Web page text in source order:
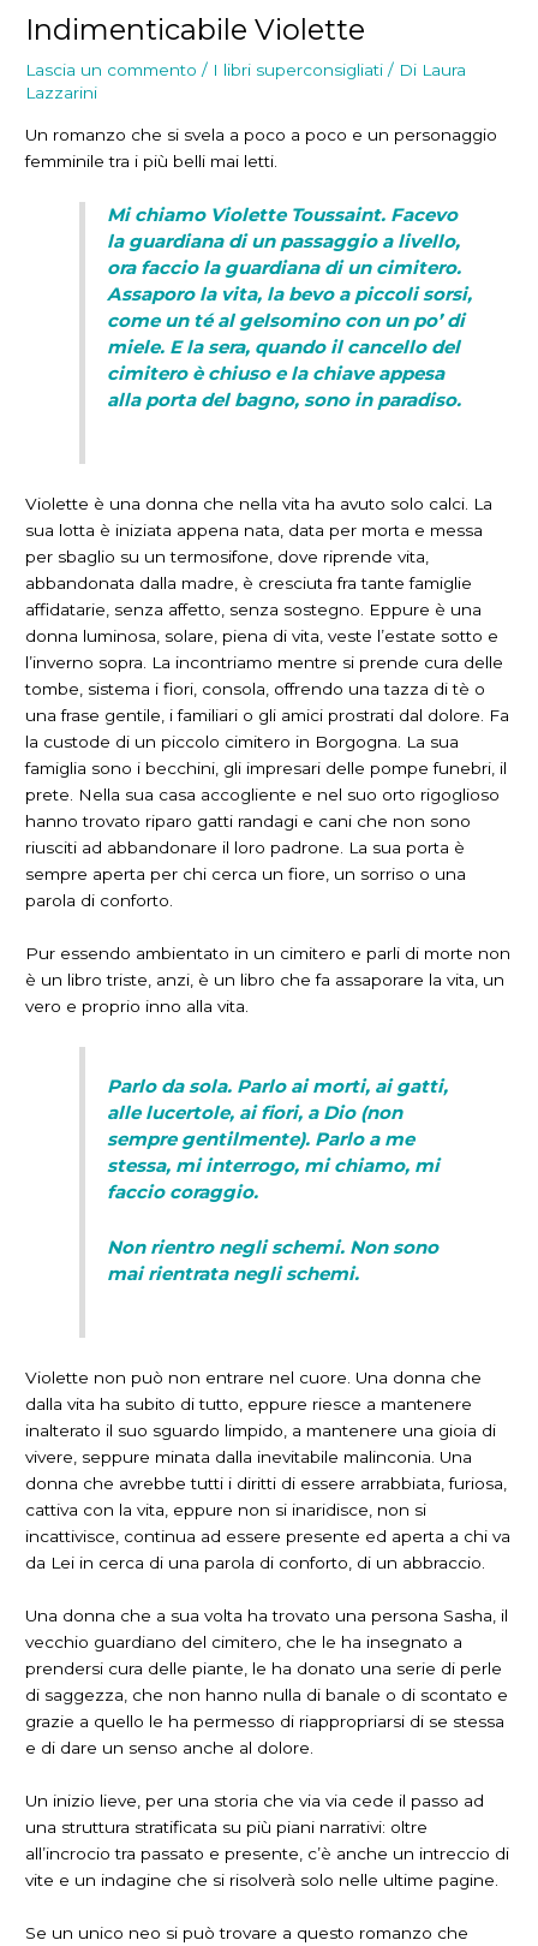
Indimenticabile Violette
Lascia un commento / I libri superconsigliati / Di Laura
Lazzarini
Un romanzo che si svela a poco a poco e un personaggio
femminile tra i più belli mai letti.
Mi chiamo Violette Toussaint. Facevo
la guardiana di un passaggio a livello,
ora faccio la guardiana di un cimitero.
Assaporo la vita, la bevo a piccoli sorsi,
come un té al gelsomino con un po’ di
miele. E la sera, quando il cancello del
cimitero è chiuso e la chiave appesa
alla porta del bagno, sono in paradiso.
Violette è una donna che nella vita ha avuto solo calci. La
sua lotta è iniziata appena nata, data per morta e messa
per sbaglio su un termosifone, dove riprende vita,
abbandonata dalla madre, è cresciuta fra tante famiglie
affidatarie, senza affetto, senza sostegno. Eppure è una
donna luminosa, solare, piena di vita, veste l’estate sotto e
l’inverno sopra. La incontriamo mentre si prende cura delle
tombe, sistema i fiori, consola, offrendo una tazza di tè o
una frase gentile, i familiari o gli amici prostrati dal dolore. Fa
la custode di un piccolo cimitero in Borgogna. La sua
famiglia sono i becchini, gli impresari delle pompe funebri, il
prete. Nella sua casa accogliente e nel suo orto rigoglioso
hanno trovato riparo gatti randagi e cani che non sono
riusciti ad abbandonare il loro padrone. La sua porta è
sempre aperta per chi cerca un fiore, un sorriso o una
parola di conforto.
Pur essendo ambientato in un cimitero e parli di morte non
è un libro triste, anzi, è un libro che fa assaporare la vita, un
vero e proprio inno alla vita.
Parlo da sola. Parlo ai morti, ai gatti,
alle lucertole, ai fiori, a Dio (non
sempre gentilmente). Parlo a me
stessa, mi interrogo, mi chiamo, mi
faccio coraggio.
Non rientro negli schemi. Non sono
mai rientrata negli schemi.
Violette non può non entrare nel cuore. Una donna che
dalla vita ha subito di tutto, eppure riesce a mantenere
inalterato il suo sguardo limpido, a mantenere una gioia di
vivere, seppure minata dalla inevitabile malinconia. Una
donna che avrebbe tutti i diritti di essere arrabbiata, furiosa,
cattiva con la vita, eppure non si inaridisce, non si
incattivisce, continua ad essere presente ed aperta a chi va
da Lei in cerca di una parola di conforto, di un abbraccio.
Una donna che a sua volta ha trovato una persona Sasha, il
vecchio guardiano del cimitero, che le ha insegnato a
prendersi cura delle piante, le ha donato una serie di perle
di saggezza, che non hanno nulla di banale o di scontato e
grazie a quello le ha permesso di riappropriarsi di se stessa
e di dare un senso anche al dolore.
Un inizio lieve, per una storia che via via cede il passo ad
una struttura stratificata su più piani narrativi: oltre
all’incrocio tra passato e presente, c’è anche un intreccio di
vite e un indagine che si risolverà solo nelle ultime pagine.
Se un unico neo si può trovare a questo romanzo che